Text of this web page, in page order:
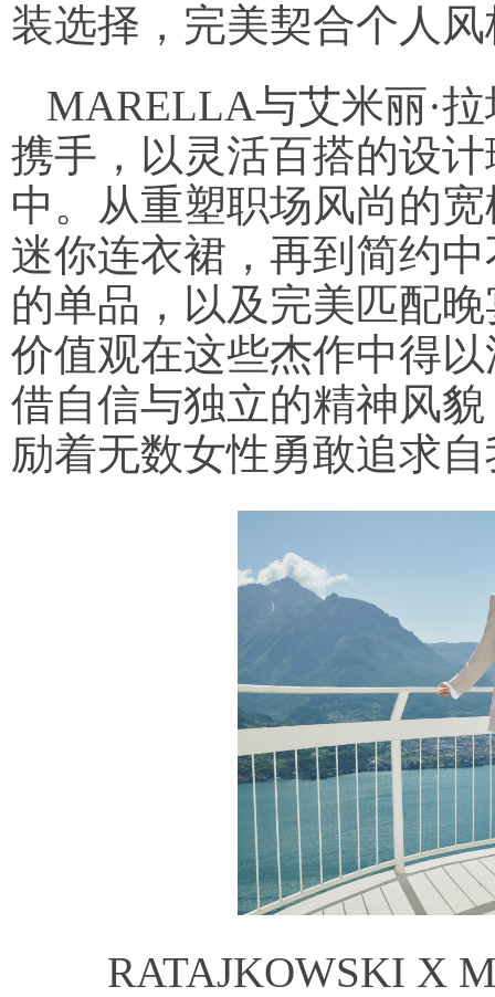
装选择，完美契合个人
MARELLA与艾米丽·
携手，以灵活百搭的设
中。从重塑职场风尚的
迷你连衣裙，再到简约
的单品，以及完美匹配
价值观在这些杰作中得
借自信与独立的精神风
励着无数女性勇敢追求
RATAJKOWSKI X